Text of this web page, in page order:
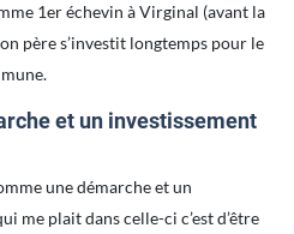
1er échevin à Virginal (avant la
père s’investit longtemps pour le
et un investissement
une démarche et un
me plait dans celle-ci c’est d’être